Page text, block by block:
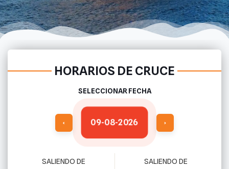
HORARIOS DE CRUCE
SELECCIONAR FECHA
‹ 09-08-2026 ›
SALIENDO DE SALIENDO DE